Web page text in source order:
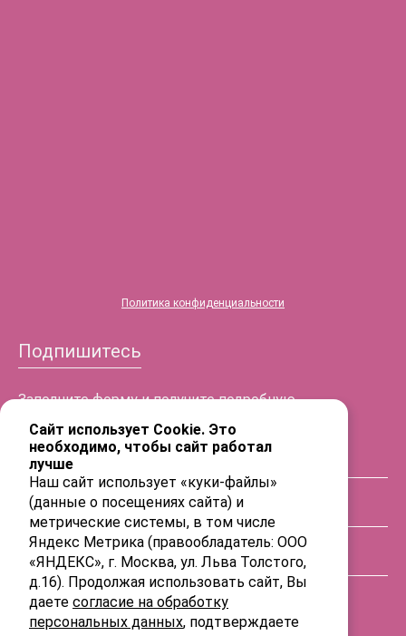
Политика конфиденциальности
Подпишитесь
Заполните форму и получите подробную
информацию!
ФИО
Телефон
E-mail
Сайт использует Cookie. Это
необходимо, чтобы сайт работал
лучше
Наш сайт использует «куки-файлы»
(данные о посещениях сайта) и
метрические системы, в том числе
Яндекс Метрика (правообладатель: ООО
«ЯНДЕКС», г. Москва, ул. Льва Толстого,
д.16). Продолжая использовать сайт, Вы
даете согласие на обработку
персональных данных, подтверждаете